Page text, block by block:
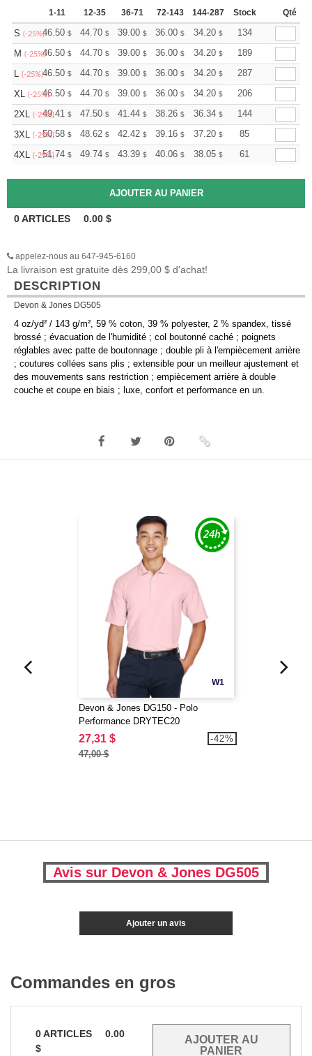
1-11 12-35 36-71 72-143 144-287 288 + Plus
Stock Qté
S (-25%)46.50 $ 44.70 $ 39.00 $ 36.00 $ 34.20 $ 33.60
134
M (-25%)46.50 $ 44.70 $ 39.00 $ 36.00 $ 34.20 $ 33.60
189
L (-25%)46.50 $ 44.70 $ 39.00 $ 36.00 $ 34.20 $ 33.60
287
XL (-25%)46.50 $ 44.70 $ 39.00 $ 36.00 $ 34.20 $ 33.60
206
2XL (-25%)49.41 $ 47.50 $ 41.44 $ 38.26 $ 36.34 $ 35.71
144
3XL (-25%)50.58 $ 48.62 $ 42.42 $ 39.16 $ 37.20 $ 36.55
85
4XL (-25%)51.74 $ 49.74 $ 43.39 $ 40.06 $ 38.05 $ 37.39
61
0ARTICLES 0.00 $
appelez-nous au 647-945-6160
La livraison est gratuite dès 299,00 $ d'achat!
DESCRIPTION
Devon & Jones DG505
4 oz/yd² / 143 g/m², 59 % coton, 39 % polyester, 2 % spandex, tissé
brossé ; évacuation de l'humidité ; col boutonné caché ; poignets
réglables avec patte de boutonnage ; double pli à l'empiècement arrière
; coutures collées sans plis ; extensible pour un meilleur ajustement et
des mouvements sans restriction ; empiècement arrière à double
couche et coupe en biais ; luxe, confort et performance en un.
W1
Devon & Jones DG150 - Polo
Performance DRYTEC20
27,31 $
47,00 $
-42%
Avis sur Devon & Jones DG505
Ajouter un avis
Commandes en gros
0ARTICLES
0.00
$